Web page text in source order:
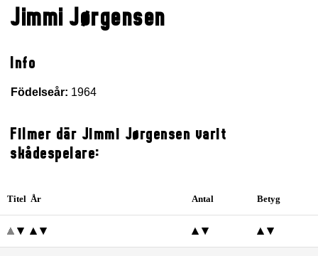
Jimmi Jørgensen
Info
Födelseår: 1964
Filmer där Jimmi Jørgensen varit
skådespelare:
Titel År Antal Betyg